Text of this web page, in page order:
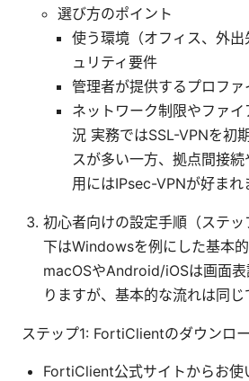
選び方のポイント
使う環境（オフィス、外
ュリティ要件
管理者が提供するプロフ
ネットワーク制限やファ
況 実務ではSSL-VPNを初
スが多い一方、拠点間接
用にはIPsec-VPNが好まれ
初心者向けの設定手順（ステ
下はWindowsを例にした基本的
macOSやAndroid/iOSは画面
りますが、基本的な流れは同じ
ステップ1: FortiClientのダウンロ
FortiClient公式サイトからお使